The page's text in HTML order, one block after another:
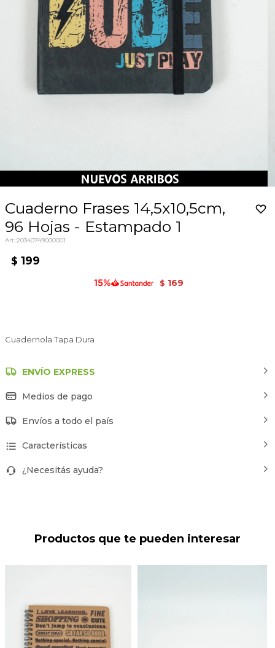
Cuaderno Frases 14,5x10,5cm,
96 Hojas - Estampado 1
20340749000001
$ 199
$ 169
Cuadernola Tapa Dura
ENVÍO EXPRESS
Medios de pago
Envíos a todo el país
Características
¿Necesitás ayuda?
Productos que te pueden interesar